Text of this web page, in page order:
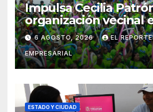
Impulsa Cecilia
organización vecinal
Mérida y suma a
vigilancia en la
social del delito
6 AGOSTO, 2026 EL
EMPRESARIAL
ESTADO Y CIUDAD